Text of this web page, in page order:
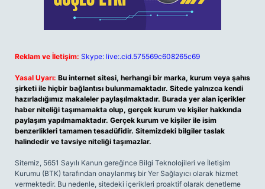
Reklam ve İletişim: Skype: live:.cid.575569c608265c69
Yasal Uyarı: Bu internet sitesi, herhangi bir marka, kurum veya şahıs
şirketi ile hiçbir bağlantısı bulunmamaktadır. Sitede yalnızca kendi
hazırladığımız makaleler paylaşılmaktadır. Burada yer alan içerikler
haber niteliği taşımamakta olup, gerçek kurum ve kişiler hakkında
paylaşım yapılmamaktadır. Gerçek kurum ve kişiler ile isim
benzerlikleri tamamen tesadüfidir. Sitemizdeki bilgiler taslak
halindedir ve tavsiye niteliği taşımazlar.
Sitemiz, 5651 Sayılı Kanun gereğince Bilgi Teknolojileri ve İletişim
Kurumu (BTK) tarafından onaylanmış bir Yer Sağlayıcı olarak hizmet
vermektedir. Bu nedenle, sitedeki içerikleri proaktif olarak denetleme